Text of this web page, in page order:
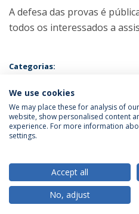
A defesa das provas é
todos os interessados a
Categorias:
Saúde
Prova Pública
Política de Privacidade
© 2026 Universidade
We use cookies
We may place these for analysis of
website, show personalised content
experience. For more information
settings.
Accept all
No, adjust